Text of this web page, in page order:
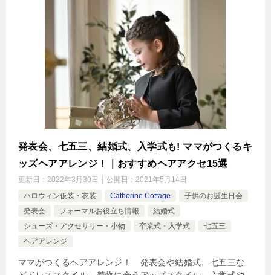
発表会、七五三、結婚式、入学式も! ママがつくるキ
ッズヘアアレンジ！｜おすすめヘアアクセ15選
更新日： 2022年3月30日 公開日： 2021年5月14日
ハロウィン仮装・衣装
Catherine Cottage
子供のお誕生日会
発表会
フォーマルお役立ち情報
結婚式
シューズ・アクセサリー・小物
卒業式・入学式
七五三
ヘアアレンジ
ママがつくるヘアアレンジ！ 発表会や結婚式、七五三な